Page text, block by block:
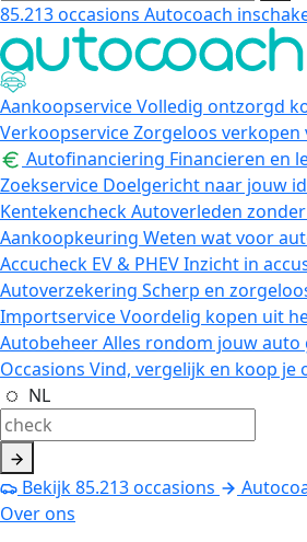
85.213occasions Autocoach
AankoopserviceVolledig ontzorgd
VerkoopserviceZorgeloos verkopen
Autofinanciering Financieren en
Zoekservice Doelgericht naar jouw
KentekencheckAutoverleden
Aankoopkeuring Weten wat voor
Accucheck EV & PHEVInzicht in
Autoverzekering Scherp en
ImportserviceVoordelig kopen uit
AutobeheerAlles rondom jouw auto
Occasions Vind, vergelijk en koop je
NL
Bekijk85.213occasions
Over ons